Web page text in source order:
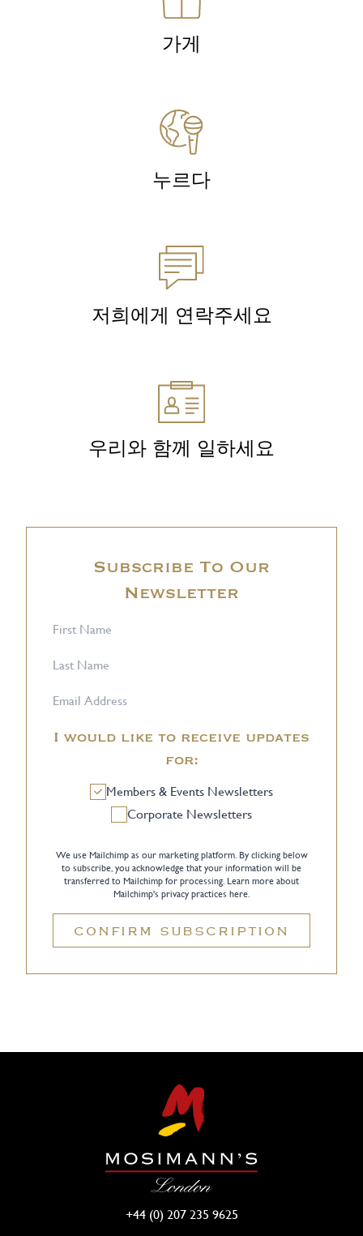
가게
누르다
저희에게 연락주세요
우리와 함께 일하세요
Subscribe To Our
Newsletter
I would like to receive updates
for:
Members & Events Newsletters
Corporate Newsletters
We use Mailchimp as our marketing platform. By clicking below
to subscribe, you acknowledge that your information will be
transferred to Mailchimp for processing. Learn more about
Mailchimp's privacy practices here.
CONFIRM SUBSCRIPTION
+44 (0) 207 235 9625